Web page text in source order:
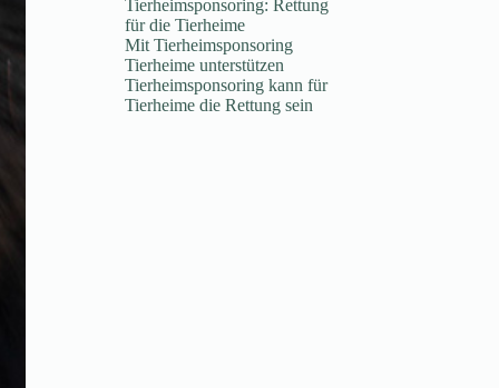
Tierheimsponsoring: Rettung
für die Tierheime
Mit Tierheimsponsoring
Tierheime unterstützen
Tierheimsponsoring kann für
Tierheime die Rettung sein